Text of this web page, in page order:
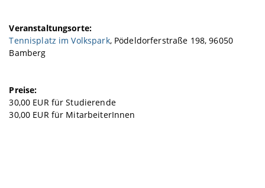
Veranstaltungsorte:
Tennisplatz im Volkspark, Pödeldorferstraße 198, 96050
Bamberg
Preise:
30,00 EUR für Studierende
30,00 EUR für MitarbeiterInnen